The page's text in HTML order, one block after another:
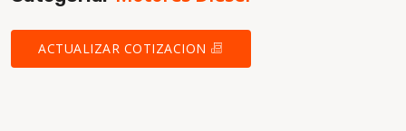
ACTUALIZAR COTIZACION